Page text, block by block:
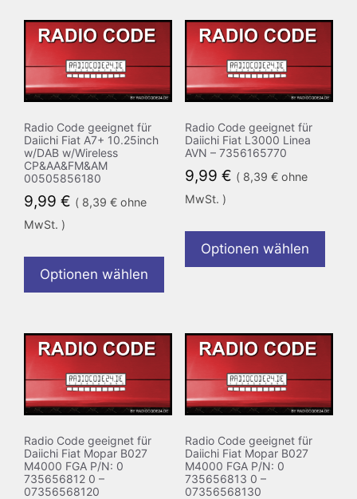
Radio Code geeignet für
Daiichi Fiat A7+ 10.25inch
w/DAB w/Wireless
CP&AA&FM&AM
00505856180
9,99 € ( 8,39 € ohne
MwSt. )
Optionen wählen
Radio Code geeignet für
Daiichi Fiat L3000 Linea
AVN – 7356165770
9,99 € ( 8,39 €ohne
MwSt. )
Optionen wählen
Radio Code geeignet für
Daiichi Fiat Mopar B027
M4000 FGA P/N: 0
735656812 0 –
07356568120
Radio Code geeignet für
Daiichi Fiat Mopar B027
M4000 FGA P/N: 0
735656813 0 –
07356568130